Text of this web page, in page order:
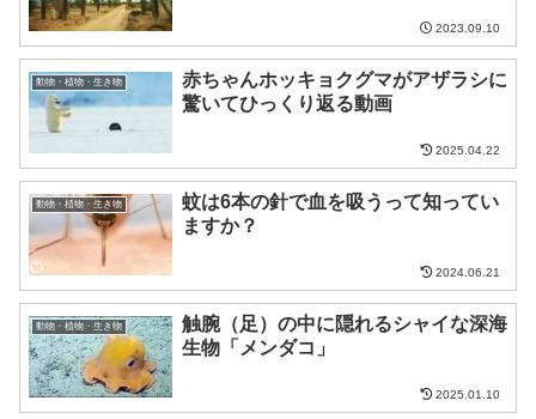
2023.09.10
動物・植物・生き物
赤ちゃんホッキョクグマがアザラシに
驚いてひっくり返る動画
2025.04.22
動物・植物・生き物
蚊は6本の針で血を吸うって知ってい
ますか？
2024.06.21
動物・植物・生き物
触腕（足）の中に隠れるシャイな深海
生物「メンダコ」
2025.01.10